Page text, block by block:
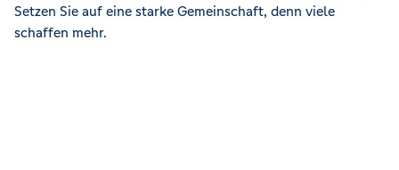
Setzen Sie auf eine starke Gemeinschaft, denn viele
schaffen mehr.